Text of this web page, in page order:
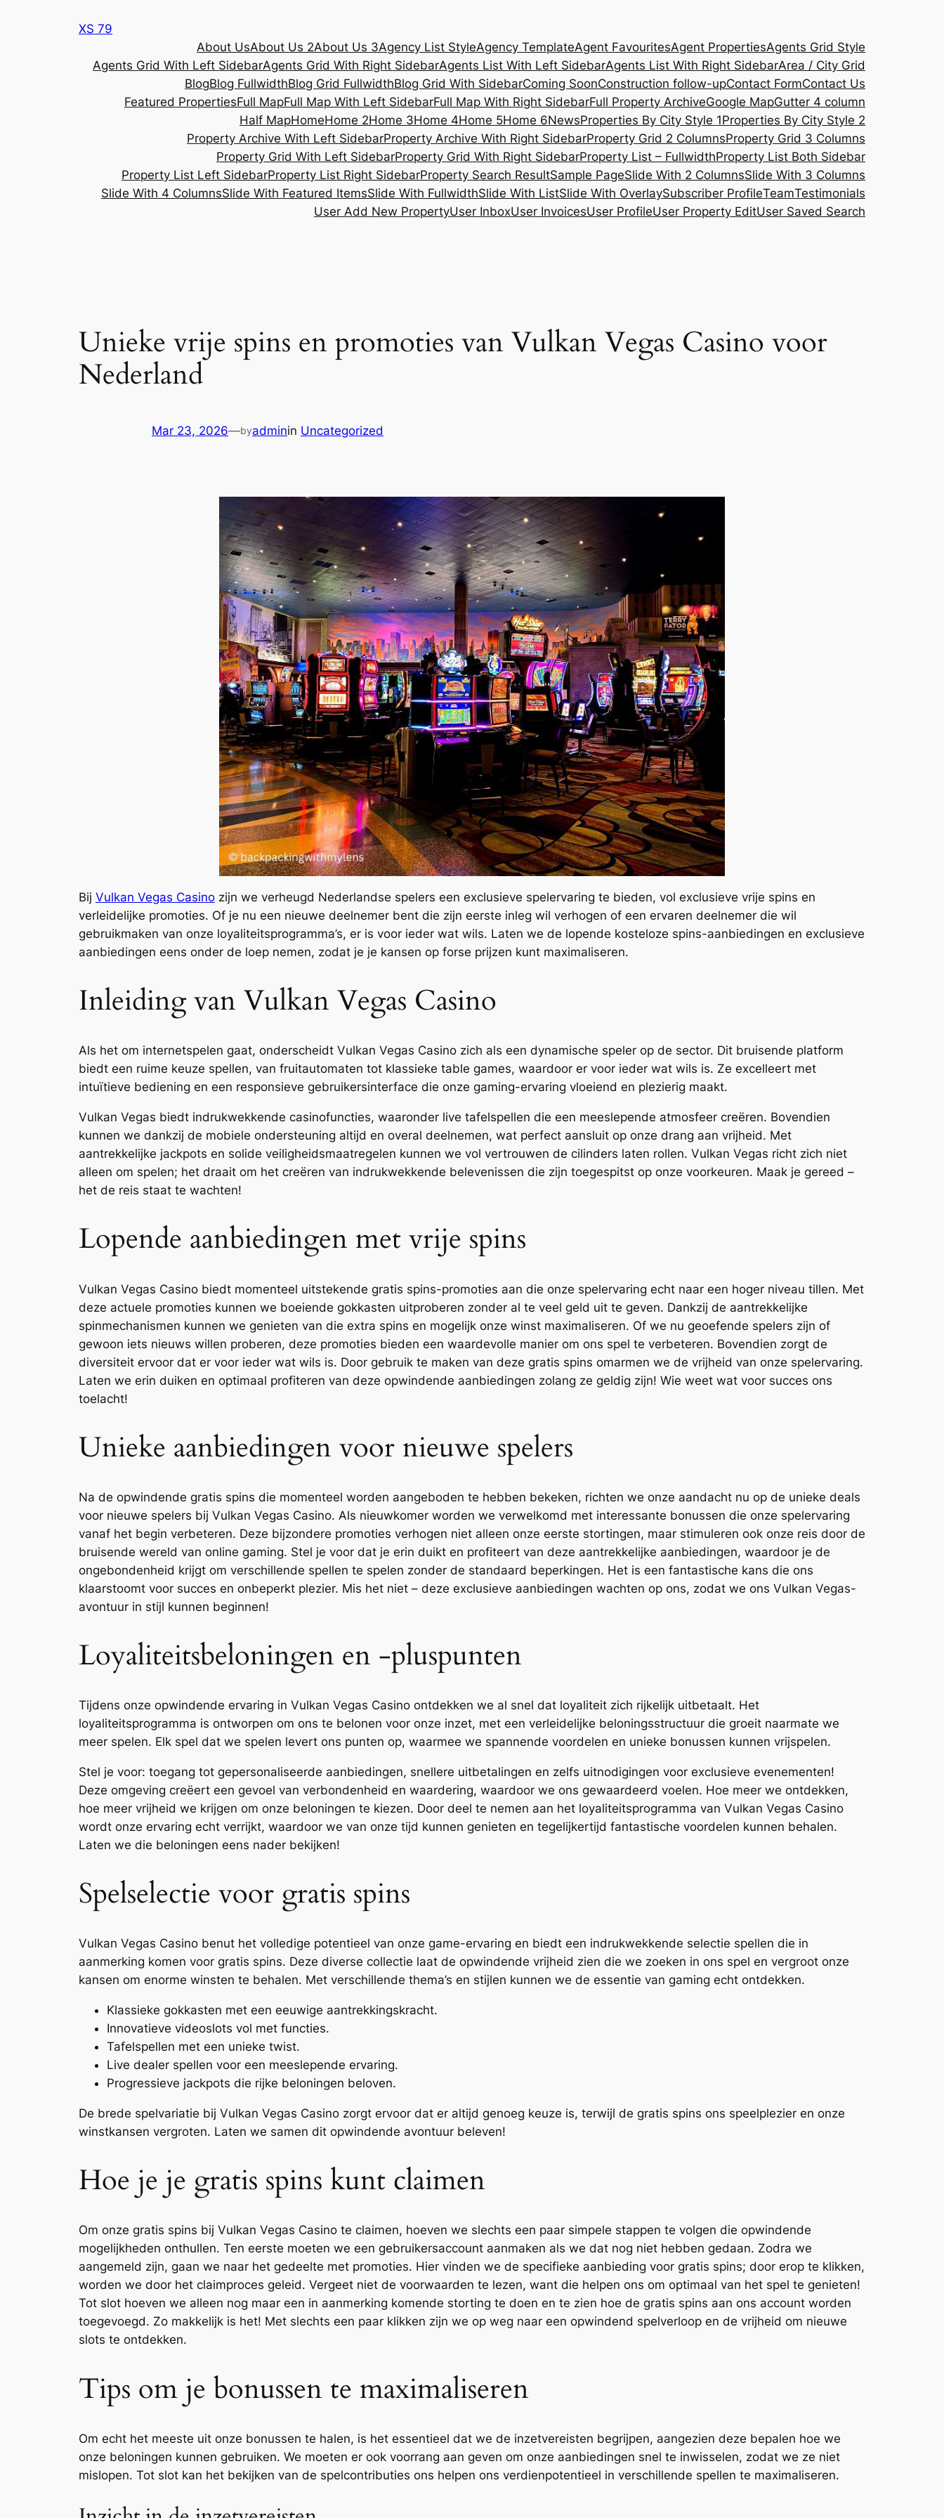
XS 79
About UsAbout Us 2About Us 3Agency List StyleAgency TemplateAgent FavouritesAgent PropertiesAgents Grid Style
Agents Grid With Left SidebarAgents Grid With Right SidebarAgents List With Left SidebarAgents List With Right SidebarArea / City Grid
BlogBlog FullwidthBlog Grid FullwidthBlog Grid With SidebarComing SoonConstruction follow-upContact FormContact Us
Featured PropertiesFull MapFull Map With Left SidebarFull Map With Right SidebarFull Property ArchiveGoogle MapGutter 4 column
Half MapHomeHome 2Home 3Home 4Home 5Home 6NewsProperties By City Style 1Properties By City Style 2
Property Archive With Left SidebarProperty Archive With Right SidebarProperty Grid 2 ColumnsProperty Grid 3 Columns
Property Grid With Left SidebarProperty Grid With Right SidebarProperty List – FullwidthProperty List Both Sidebar
Property List Left SidebarProperty List Right SidebarProperty Search ResultSample PageSlide With 2 ColumnsSlide With 3 Columns
Slide With 4 ColumnsSlide With Featured ItemsSlide With FullwidthSlide With ListSlide With OverlaySubscriber ProfileTeamTestimonials
User Add New PropertyUser InboxUser InvoicesUser ProfileUser Property EditUser Saved Search
Unieke vrije spins en promoties van Vulkan Vegas Casino voor
Nederland
Mar 23, 2026—byadminin Uncategorized
Bij Vulkan Vegas Casino zijn we verheugd Nederlandse spelers een exclusieve spelervaring te bieden, vol exclusieve vrije spins en
verleidelijke promoties. Of je nu een nieuwe deelnemer bent die zijn eerste inleg wil verhogen of een ervaren deelnemer die wil
gebruikmaken van onze loyaliteitsprogramma’s, er is voor ieder wat wils. Laten we de lopende kosteloze spins-aanbiedingen en exclusieve
aanbiedingen eens onder de loep nemen, zodat je je kansen op forse prijzen kunt maximaliseren.
Inleiding van Vulkan Vegas Casino
Als het om internetspelen gaat, onderscheidt Vulkan Vegas Casino zich als een dynamische speler op de sector. Dit bruisende platform
biedt een ruime keuze spellen, van fruitautomaten tot klassieke table games, waardoor er voor ieder wat wils is. Ze excelleert met
intuïtieve bediening en een responsieve gebruikersinterface die onze gaming-ervaring vloeiend en plezierig maakt.
Vulkan Vegas biedt indrukwekkende casinofuncties, waaronder live tafelspellen die een meeslepende atmosfeer creëren. Bovendien
kunnen we dankzij de mobiele ondersteuning altijd en overal deelnemen, wat perfect aansluit op onze drang aan vrijheid. Met
aantrekkelijke jackpots en solide veiligheidsmaatregelen kunnen we vol vertrouwen de cilinders laten rollen. Vulkan Vegas richt zich niet
alleen om spelen; het draait om het creëren van indrukwekkende belevenissen die zijn toegespitst op onze voorkeuren. Maak je gereed –
het de reis staat te wachten!
Lopende aanbiedingen met vrije spins
Vulkan Vegas Casino biedt momenteel uitstekende gratis spins-promoties aan die onze spelervaring echt naar een hoger niveau tillen. Met
deze actuele promoties kunnen we boeiende gokkasten uitproberen zonder al te veel geld uit te geven. Dankzij de aantrekkelijke
spinmechanismen kunnen we genieten van die extra spins en mogelijk onze winst maximaliseren. Of we nu geoefende spelers zijn of
gewoon iets nieuws willen proberen, deze promoties bieden een waardevolle manier om ons spel te verbeteren. Bovendien zorgt de
diversiteit ervoor dat er voor ieder wat wils is. Door gebruik te maken van deze gratis spins omarmen we de vrijheid van onze spelervaring.
Laten we erin duiken en optimaal profiteren van deze opwindende aanbiedingen zolang ze geldig zijn! Wie weet wat voor succes ons
toelacht!
Unieke aanbiedingen voor nieuwe spelers
Na de opwindende gratis spins die momenteel worden aangeboden te hebben bekeken, richten we onze aandacht nu op de unieke deals
voor nieuwe spelers bij Vulkan Vegas Casino. Als nieuwkomer worden we verwelkomd met interessante bonussen die onze spelervaring
vanaf het begin verbeteren. Deze bijzondere promoties verhogen niet alleen onze eerste stortingen, maar stimuleren ook onze reis door de
bruisende wereld van online gaming. Stel je voor dat je erin duikt en profiteert van deze aantrekkelijke aanbiedingen, waardoor je de
ongebondenheid krijgt om verschillende spellen te spelen zonder de standaard beperkingen. Het is een fantastische kans die ons
klaarstoomt voor succes en onbeperkt plezier. Mis het niet – deze exclusieve aanbiedingen wachten op ons, zodat we ons Vulkan Vegas-
avontuur in stijl kunnen beginnen!
Loyaliteitsbeloningen en -pluspunten
Tijdens onze opwindende ervaring in Vulkan Vegas Casino ontdekken we al snel dat loyaliteit zich rijkelijk uitbetaalt. Het
loyaliteitsprogramma is ontworpen om ons te belonen voor onze inzet, met een verleidelijke beloningsstructuur die groeit naarmate we
meer spelen. Elk spel dat we spelen levert ons punten op, waarmee we spannende voordelen en unieke bonussen kunnen vrijspelen.
Stel je voor: toegang tot gepersonaliseerde aanbiedingen, snellere uitbetalingen en zelfs uitnodigingen voor exclusieve evenementen!
Deze omgeving creëert een gevoel van verbondenheid en waardering, waardoor we ons gewaardeerd voelen. Hoe meer we ontdekken,
hoe meer vrijheid we krijgen om onze beloningen te kiezen. Door deel te nemen aan het loyaliteitsprogramma van Vulkan Vegas Casino
wordt onze ervaring echt verrijkt, waardoor we van onze tijd kunnen genieten en tegelijkertijd fantastische voordelen kunnen behalen.
Laten we die beloningen eens nader bekijken!
Spelselectie voor gratis spins
Vulkan Vegas Casino benut het volledige potentieel van onze game-ervaring en biedt een indrukwekkende selectie spellen die in
aanmerking komen voor gratis spins. Deze diverse collectie laat de opwindende vrijheid zien die we zoeken in ons spel en vergroot onze
kansen om enorme winsten te behalen. Met verschillende thema’s en stijlen kunnen we de essentie van gaming echt ontdekken.
Klassieke gokkasten met een eeuwige aantrekkingskracht.
Innovatieve videoslots vol met functies.
Tafelspellen met een unieke twist.
Live dealer spellen voor een meeslepende ervaring.
Progressieve jackpots die rijke beloningen beloven.
De brede spelvariatie bij Vulkan Vegas Casino zorgt ervoor dat er altijd genoeg keuze is, terwijl de gratis spins ons speelplezier en onze
winstkansen vergroten. Laten we samen dit opwindende avontuur beleven!
Hoe je je gratis spins kunt claimen
Om onze gratis spins bij Vulkan Vegas Casino te claimen, hoeven we slechts een paar simpele stappen te volgen die opwindende
mogelijkheden onthullen. Ten eerste moeten we een gebruikersaccount aanmaken als we dat nog niet hebben gedaan. Zodra we
aangemeld zijn, gaan we naar het gedeelte met promoties. Hier vinden we de specifieke aanbieding voor gratis spins; door erop te klikken,
worden we door het claimproces geleid. Vergeet niet de voorwaarden te lezen, want die helpen ons om optimaal van het spel te genieten!
Tot slot hoeven we alleen nog maar een in aanmerking komende storting te doen en te zien hoe de gratis spins aan ons account worden
toegevoegd. Zo makkelijk is het! Met slechts een paar klikken zijn we op weg naar een opwindend spelverloop en de vrijheid om nieuwe
slots te ontdekken.
Tips om je bonussen te maximaliseren
Om echt het meeste uit onze bonussen te halen, is het essentieel dat we de inzetvereisten begrijpen, aangezien deze bepalen hoe we
onze beloningen kunnen gebruiken. We moeten er ook voorrang aan geven om onze aanbiedingen snel te inwisselen, zodat we ze niet
mislopen. Tot slot kan het bekijken van de spelcontributies ons helpen ons verdienpotentieel in verschillende spellen te maximaliseren.